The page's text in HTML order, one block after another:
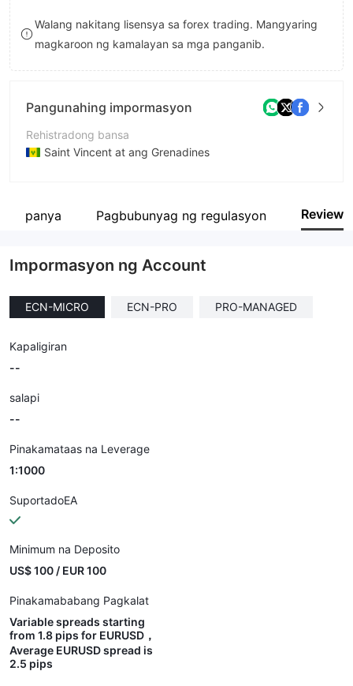
8
9
Walang nakitang lisensya sa forex trading. Mangyaring
magkaroon ng kamalayan sa mga panganib.
Pangunahing impormasyon
Rehistradong bansa
Saint Vincent at ang Grenadines
Kumpanya
Pagbubunyag ng regulasyon Review
Impormasyon ng Account
ECN-MICRO ECN-PRO PRO-MANAGED
Kapaligiran
--
salapi
--
Pinakamataas na Leverage
1:1000
SuportadoEA
Minimum na Deposito
US$ 100 / EUR 100
Pinakamababang Pagkalat
Variable spreads starting
from 1.8 pips for EURUSD，
Average EURUSD spread is
2.5 pips